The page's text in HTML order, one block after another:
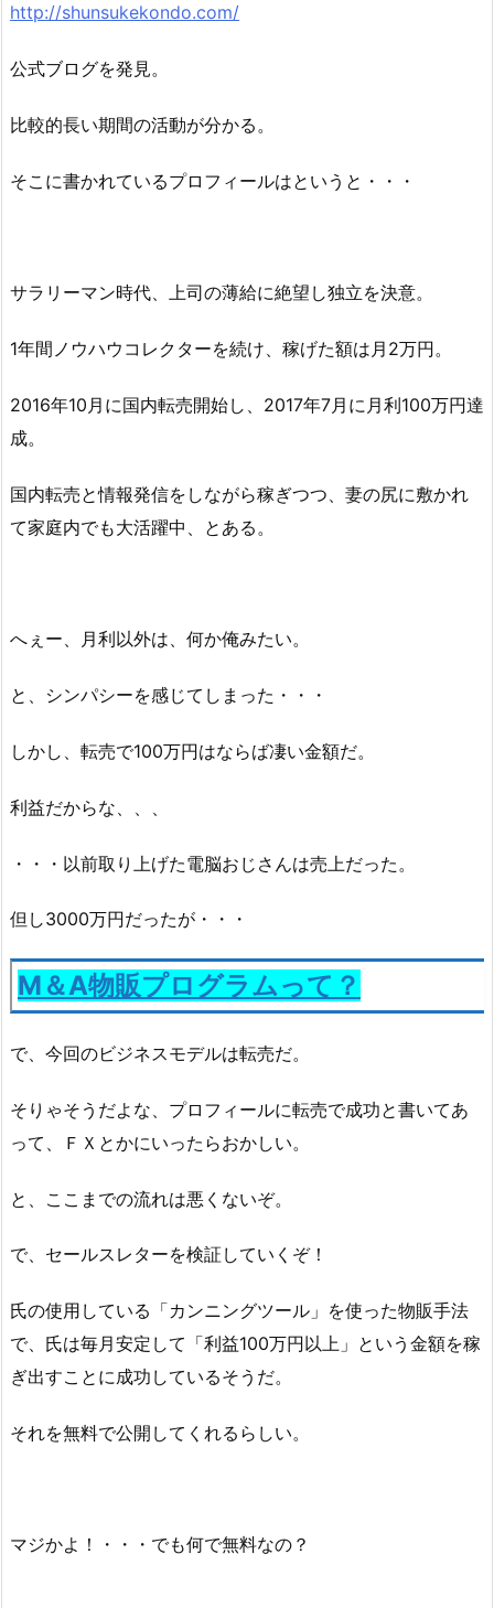
http://shunsukekondo.com/
公式ブログを発見。
比較的長い期間の活動が分かる。
そこに書かれているプロフィールはというと・・・
サラリーマン時代、上司の薄給に絶望し独立を決意。
1年間ノウハウコレクターを続け、稼げた額は月2万円。
2016年10月に国内転売開始し、2017年7月に月利100万円達
成。
国内転売と情報発信をしながら稼ぎつつ、妻の尻に敷かれ
て家庭内でも大活躍中、とある。
へぇー、月利以外は、何か俺みたい。
と、シンパシーを感じてしまった・・・
しかし、転売で100万円はならば凄い金額だ。
利益だからな、、、
・・・以前取り上げた電脳おじさんは売上だった。
但し3000万円だったが・・・
M＆A物販プログラムって？
で、今回のビジネスモデルは転売だ。
そりゃそうだよな、プロフィールに転売で成功と書いてあ
って、ＦＸとかにいったらおかしい。
と、ここまでの流れは悪くないぞ。
で、セールスレターを検証していくぞ！
氏の使用している「カンニングツール」を使った物販手法
で、氏は毎月安定して「利益100万円以上」という金額を稼
ぎ出すことに成功しているそうだ。
それを無料で公開してくれるらしい。
マジかよ！・・・でも何で無料なの？